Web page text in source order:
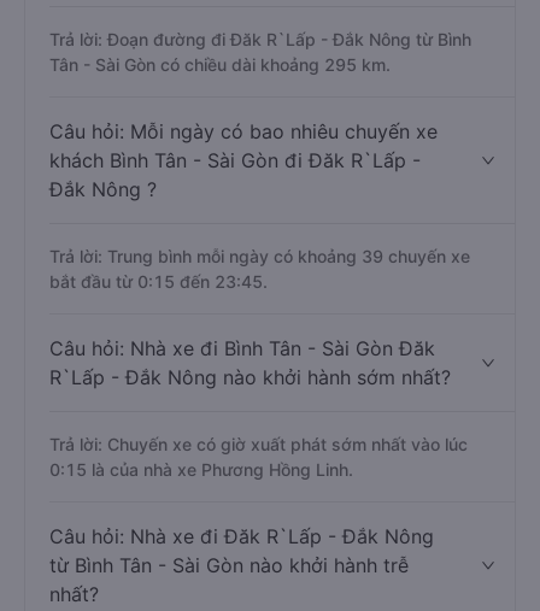
Trả lời: Đoạn đường đi Đăk R`Lấp - Đắk Nông từ Bình
Tân - Sài Gòn có chiều dài khoảng 295 km.
Câu hỏi: Mỗi ngày có bao nhiêu chuyến xe
khách Bình Tân - Sài Gòn đi Đăk R`Lấp -
Đắk Nông ?
Trả lời: Trung bình mỗi ngày có khoảng 39 chuyến xe
bắt đầu từ 0:15 đến 23:45.
Câu hỏi: Nhà xe đi Bình Tân - Sài Gòn Đăk
R`Lấp - Đắk Nông nào khởi hành sớm nhất?
Trả lời: Chuyến xe có giờ xuất phát sớm nhất vào lúc
0:15 là của nhà xe Phương Hồng Linh.
Câu hỏi: Nhà xe đi Đăk R`Lấp - Đắk Nông
từ Bình Tân - Sài Gòn nào khởi hành trễ
nhất?